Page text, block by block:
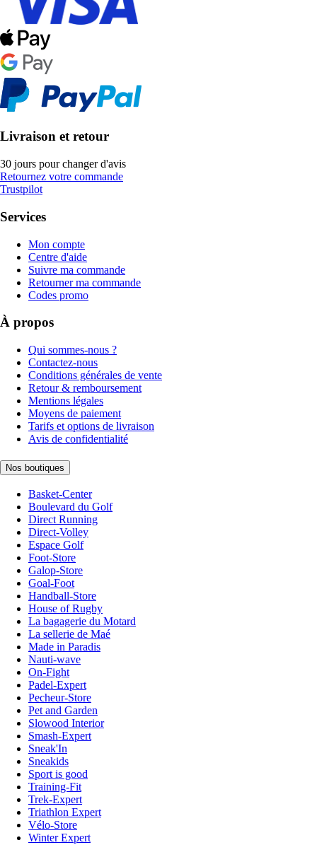
Livraison et retour
30 jours pour changer d'avis
Retournez votre commande
Trustpilot
Services
Mon compte
Centre d'aide
Suivre ma commande
Retourner ma commande
Codes promo
À propos
Qui sommes-nous ?
Contactez-nous
Conditions générales de vente
Retour & remboursement
Mentions légales
Moyens de paiement
Tarifs et options de livraison
Avis de confidentialité
Nos boutiques
Basket-Center
Boulevard du Golf
Direct Running
Direct-Volley
Espace Golf
Foot-Store
Galop-Store
Goal-Foot
Handball-Store
House of Rugby
La bagagerie du Motard
La sellerie de Maé
Made in Paradis
Nauti-wave
On-Fight
Padel-Expert
Pecheur-Store
Pet and Garden
Slowood Interior
Smash-Expert
Sneak'In
Sneakids
Sport is good
Training-Fit
Trek-Expert
Triathlon Expert
Vélo-Store
Winter Expert